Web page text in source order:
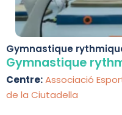
Gymnastique
Ciutadella
Gymnastique
Centre:Associació
de la Ciutadella